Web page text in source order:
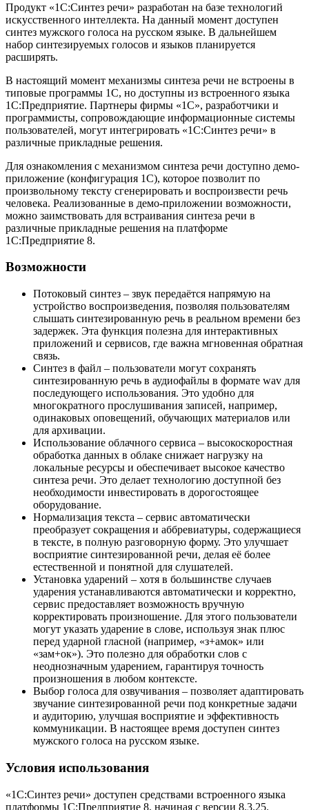
Продукт «1С:Синтез речи» разработан на базе технологий
искусственного интеллекта. На данный момент доступен
синтез мужского голоса на русском языке. В дальнейшем
набор синтезируемых голосов и языков планируется
расширять.
В настоящий момент механизмы синтеза речи не встроены в
типовые программы 1С, но доступны из встроенного языка
1С:Предприятие. Партнеры фирмы «1С», разработчики и
программисты, сопровождающие информационные системы
пользователей, могут интегрировать «1С:Синтез речи» в
различные прикладные решения.
Для ознакомления с механизмом синтеза речи доступно демо-
приложение (конфигурация 1С), которое позволит по
произвольному тексту сгенерировать и воспроизвести речь
человека. Реализованные в демо-приложении возможности,
можно заимствовать для встраивания синтеза речи в
различные прикладные решения на платформе
1С:Предприятие 8.
Возможности
Потоковый синтез – звук передаётся напрямую на
устройство воспроизведения, позволяя пользователям
слышать синтезированную речь в реальном времени без
задержек. Эта функция полезна для интерактивных
приложений и сервисов, где важна мгновенная обратная
связь.
Синтез в файл – пользователи могут сохранять
синтезированную речь в аудиофайлы в формате wav для
последующего использования. Это удобно для
многократного прослушивания записей, например,
одинаковых оповещений, обучающих материалов или
для архивации.
Использование облачного сервиса – высокоскоростная
обработка данных в облаке снижает нагрузку на
локальные ресурсы и обеспечивает высокое качество
синтеза речи. Это делает технологию доступной без
необходимости инвестировать в дорогостоящее
оборудование.
Нормализация текста – сервис автоматически
преобразует сокращения и аббревиатуры, содержащиеся
в тексте, в полную разговорную форму. Это улучшает
восприятие синтезированной речи, делая её более
естественной и понятной для слушателей.
Установка ударений – хотя в большинстве случаев
ударения устанавливаются автоматически и корректно,
сервис предоставляет возможность вручную
корректировать произношение. Для этого пользователи
могут указать ударение в слове, используя знак плюс
перед ударной гласной (например, «з+амок» или
«зам+ок»). Это полезно для обработки слов с
неоднозначным ударением, гарантируя точность
произношения в любом контексте.
Выбор голоса для озвучивания – позволяет адаптировать
звучание синтезированной речи под конкретные задачи
и аудиторию, улучшая восприятие и эффективность
коммуникации. В настоящее время доступен синтез
мужского голоса на русском языке.
Условия использования
«1С:Синтез речи» доступен средствами встроенного языка
платформы 1С:Предприятие 8, начиная с версии 8.3.25.